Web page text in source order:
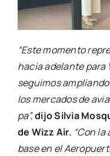
“Este momen­to
hacia ade­lan­te para
segui­mos
los mer­ca­dos de
pa”,dijo Sil­via
de Wizz Air. “Con
base en el